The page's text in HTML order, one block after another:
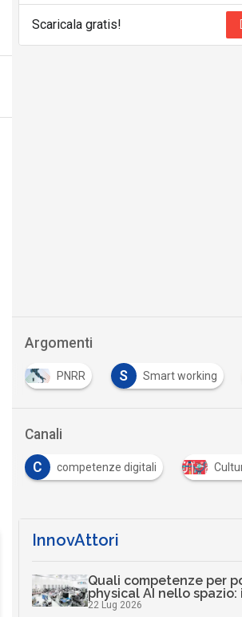
Scaricala gratis!
Argomenti
PNRR S Smart working
Canali
C competenze digitali
InnovAttori
Quali competenze per
physical AI nello spazio:
22 Lug 2026